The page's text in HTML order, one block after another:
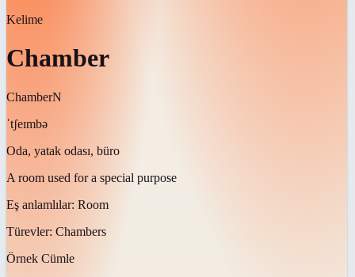
Kelime
Chamber
ChamberN
ˈtʃeɪmbə
Oda, yatak odası, büro
A room used for a special purpose
Eş anlamlılar: Room
Türevler: Chambers
Örnek Cümle